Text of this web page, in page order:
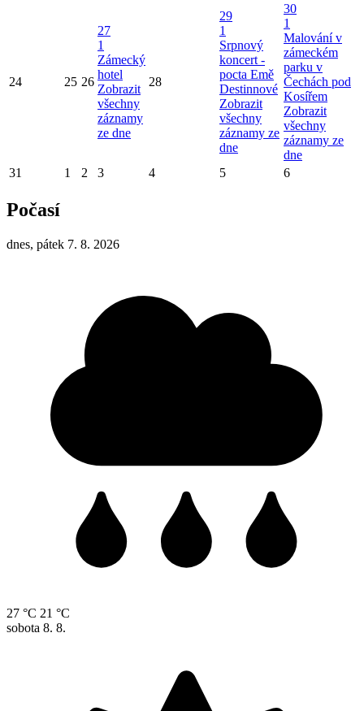
24 25 26
27
1
Zámecký
hotel
Zobrazit
všechny
záznamy
ze dne
28
29
1
Srpnový
koncert -
pocta Emě
Destinnové
Zobrazit
všechny
záznamy ze
dne
30
1
Malování v
zámeckém
parku v
Čechách pod
Kosířem
Zobrazit
všechny
záznamy ze
dne
31
1 2 3 4 5 6
Počasí
dnes, pátek 7. 8. 2026
27 °C 21 °C
sobota 8. 8.